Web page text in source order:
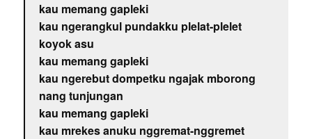
kau memang gapleki
kau ngerangkul pundakku plelat-plelet
koyok asu
kau memang gapleki
kau ngerebut dompetku ngajak mborong
nang tunjungan
kau memang gapleki
kau mrekes anuku nggremat-nggremet